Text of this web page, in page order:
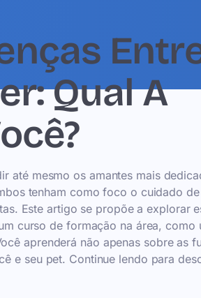
Qual A
até mesmo os amantes mais
tenham como foco o cuidado
Este artigo se propõe a explorar
curso de formação na área, como
aprenderá não apenas sobre as
e seu pet. Continue lendo para